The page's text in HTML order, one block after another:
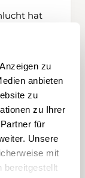
zu
anbieten
zu
zu Ihrer
für
Unsere
mit
bereitgestellt
hat
Biologin